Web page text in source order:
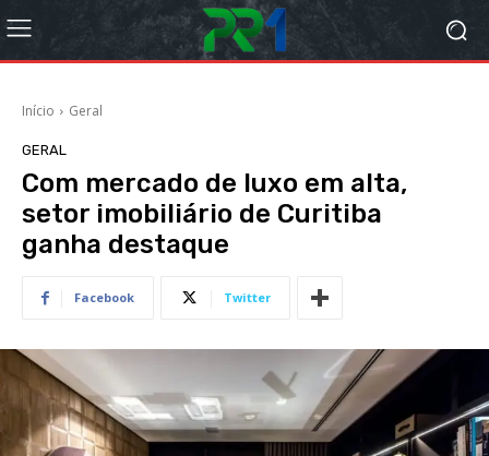
Início Geral
GERAL
Com mercado de luxo em alta,
setor imobiliário de Curitiba
ganha destaque
Facebook Twitter